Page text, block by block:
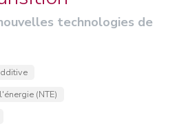
technologies de
(NTE)